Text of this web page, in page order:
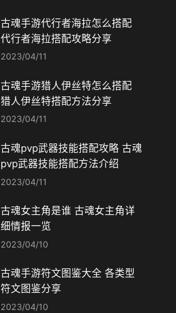
古魂手游代行者海拉怎么搭配
代行者海拉搭配攻略分享
2023/04/11
古魂手游猎人伊丝特怎么搭配
猎人伊丝特搭配方法分享
2023/04/11
古魂pvp武器技能搭配攻略 古魂
pvp武器技能搭配方法介绍
2023/04/11
古魂女主角是谁 古魂女主角详
细情报一览
2023/04/10
古魂手游符文图鉴大全 各类型
符文图鉴分享
2023/04/10